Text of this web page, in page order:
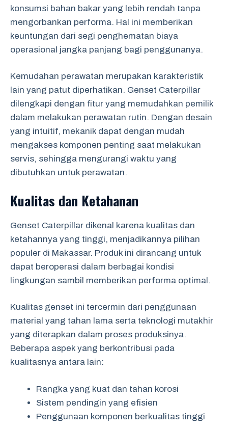
konsumsi bahan bakar yang lebih rendah tanpa
mengorbankan performa. Hal ini memberikan
keuntungan dari segi penghematan biaya
operasional jangka panjang bagi penggunanya.
Kemudahan perawatan merupakan karakteristik
lain yang patut diperhatikan. Genset Caterpillar
dilengkapi dengan fitur yang memudahkan pemilik
dalam melakukan perawatan rutin. Dengan desain
yang intuitif, mekanik dapat dengan mudah
mengakses komponen penting saat melakukan
servis, sehingga mengurangi waktu yang
dibutuhkan untuk perawatan.
Kualitas dan Ketahanan
Genset Caterpillar dikenal karena kualitas dan
ketahannya yang tinggi, menjadikannya pilihan
populer di Makassar. Produk ini dirancang untuk
dapat beroperasi dalam berbagai kondisi
lingkungan sambil memberikan performa optimal.
Kualitas genset ini tercermin dari penggunaan
material yang tahan lama serta teknologi mutakhir
yang diterapkan dalam proses produksinya.
Beberapa aspek yang berkontribusi pada
kualitasnya antara lain:
Rangka yang kuat dan tahan korosi
Sistem pendingin yang efisien
Penggunaan komponen berkualitas tinggi